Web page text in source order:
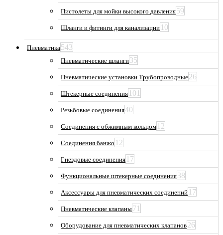
Пистолеты для мойки высокого давления59
Шланги и фитинги для канализации 10
Пневматика543
Пневматические шланги35
Пневматические установки Трубопроводные26
Штекерные соединения 101
Резьбовые соединения40
Соединения с обжимным кольцом 12
Соединения банжо 12
Гнездовые соединения 17
Функциональные штекерные соединения38
Аксессуары для пневматических соединений 17
Пневматические клапаны71
Оборудование для пневматических клапанов26